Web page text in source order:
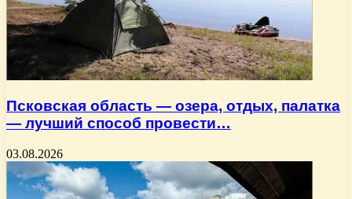
Псковская область — озера, отдых, палатка
— лучший способ провести…
03.08.2026